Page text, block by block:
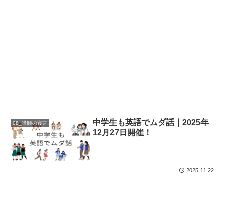
08_講師の寝言
中学生も英語でムダ話｜2025年
12月27日開催！
2025.11.22